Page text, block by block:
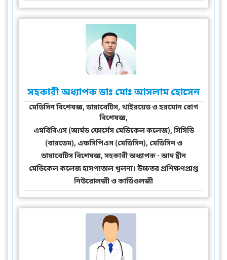
সহকারী অধ্যাপক ডাঃ মোঃ আসলাম হোসেন
মেডিসিন বিশেষজ্ঞ, ডায়াবেটিস, থাইরয়েড ও হরমোন রোগ
বিশেষজ্ঞ,
এমবিবিএস (আর্মড ফোর্সেস মেডিকেল কলেজ), সিসিডি
(বারডেম), এফসিপিএস (মেডিসিন), মেডিসিন ও
ডায়াবেটিস বিশেষজ্ঞ, সহকারী অধ্যাপক - আদ দ্বীন
মেডিকেল কলেজ হাসপাতাল খুলনা। উচ্চতর প্রশিক্ষণপ্রাপ্ত
নিউরোলজী ও কার্ডিওলজী